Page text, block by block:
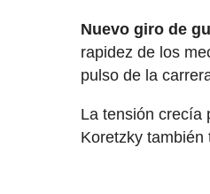
Nuevo giro de
rapidez de los
pulso de la
La tensión crecía
Koretzky